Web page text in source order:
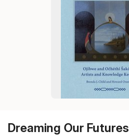
Dreaming Our Futures